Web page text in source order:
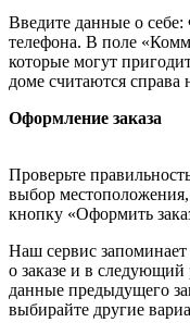
Введите данные о
телефона. В поле
которые могут
доме считаются справа
Оформление заказа
Проверьте
выбор
кнопку «Оформить
Наш сервис
о заказе и в
данные предыдущего
выбирайте другие